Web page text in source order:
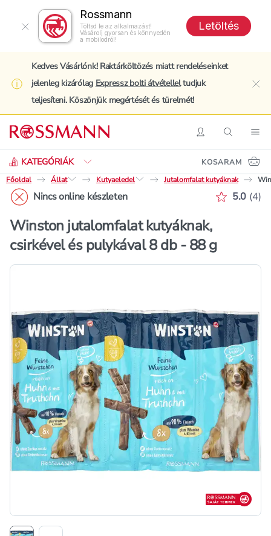
Rossmann
Töltsd le az alkalmazást!
Vásárolj gyorsan és könnyedén
a mobilodról!
Letöltés
Kedves Vásárlónk! Raktárköltözés miatt rendeléseinket
jelenleg kizárólag Expressz bolti átvételleltudjuk
teljesíteni. Köszönjük megértését és türelmét!
BelépésKeresés
KATEGÓRIÁK
Keresés
KOSARAM
Főoldal
Állat Kutyaeledel Jutalomfalat kutyáknak
Nincs online készleten 5.0 (4)
Winston jutalomfalat kutyáknak,
csirkével és pulykával 8 db - 88 g
Rossmann